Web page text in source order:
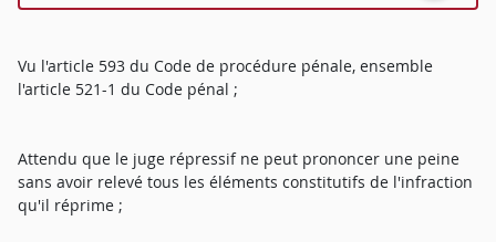
Vu l'article 593 du Code de procédure pénale, ensemble
l'article 521-1 du Code pénal ;
Attendu que le juge répressif ne peut prononcer une peine
sans avoir relevé tous les éléments constitutifs de l'infraction
qu'il réprime ;